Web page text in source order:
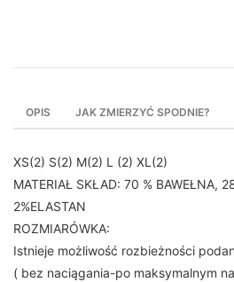
OPIS JAK ZMIERZYĆ SPODNIE?
XS(2) S(2) M(2) L (2) XL(2)
MATERIAŁ SKŁAD: 70 % BAWEŁNA,
2%ELASTAN
ROZMIARÓWKA:
Istnieje możliwość rozbieżności
( bez naciągania-po maksymalnym